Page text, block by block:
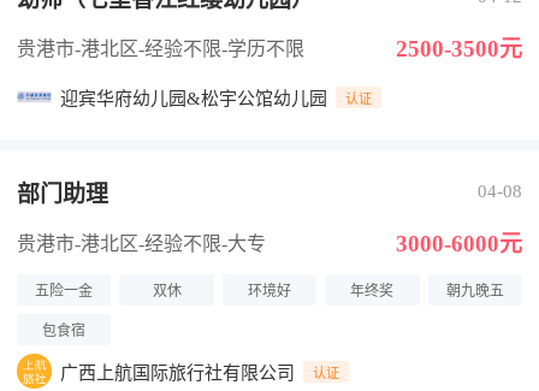
贵港市-港北区-经验不限-学历不限 2500-3500元
迎宾华府幼儿园&松宇公馆幼儿园 认证
部门助理 04-08
贵港市-港北区-经验不限-大专 3000-6000元
五险一金 双休 环境好 年终奖 朝九晚五
包食宿
广西上航国际旅行社有限公司 认证